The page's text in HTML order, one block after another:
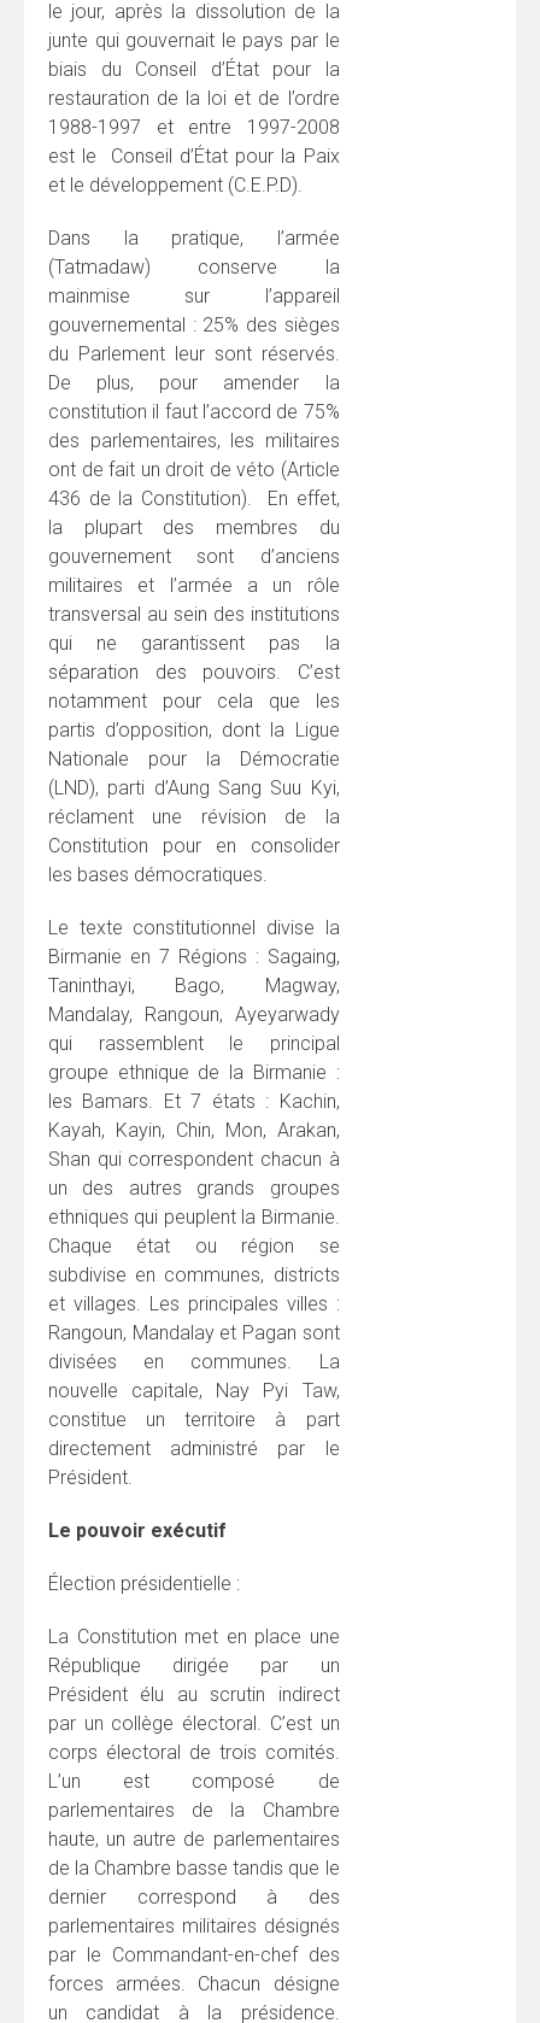
le jour, après la dissolution de la
junte qui gouvernait le pays par le
biais du Conseil d’État pour la
restauration de la loi et de l’ordre
1988-1997 et entre 1997-2008
est le Conseil d’État pour la Paix
et le développement (C.E.P.D).
Dans la pratique, l’armée
(Tatmadaw) conserve la
mainmise sur l’appareil
gouvernemental : 25% des sièges
du Parlement leur sont réservés.
De plus, pour amender la
constitution il faut l’accord de 75%
des parlementaires, les militaires
ont de fait un droit de véto (Article
436 de la Constitution). En effet,
la plupart des membres du
gouvernement sont d’anciens
militaires et l’armée a un rôle
transversal au sein des institutions
qui ne garantissent pas la
séparation des pouvoirs. C’est
notamment pour cela que les
partis d’opposition, dont la Ligue
Nationale pour la Démocratie
(LND), parti d’Aung Sang Suu Kyi,
réclament une révision de la
Constitution pour en consolider
les bases démocratiques.
Le texte constitutionnel divise la
Birmanie en 7 Régions : Sagaing,
Taninthayi, Bago, Magway,
Mandalay, Rangoun, Ayeyarwady
qui rassemblent le principal
groupe ethnique de la Birmanie :
les Bamars. Et 7 états : Kachin,
Kayah, Kayin, Chin, Mon, Arakan,
Shan qui correspondent chacun à
un des autres grands groupes
ethniques qui peuplent la Birmanie.
Chaque état ou région se
subdivise en communes, districts
et villages. Les principales villes :
Rangoun, Mandalay et Pagan sont
divisées en communes. La
nouvelle capitale, Nay Pyi Taw,
constitue un territoire à part
directement administré par le
Président.
Le pouvoir exécutif
Élection présidentielle :
La Constitution met en place une
République dirigée par un
Président élu au scrutin indirect
par un collège électoral. C’est un
corps électoral de trois comités.
L’un est composé de
parlementaires de la Chambre
haute, un autre de parlementaires
de la Chambre basse tandis que le
dernier correspond à des
parlementaires militaires désignés
par le Commandant-en-chef des
forces armées. Chacun désigne
un candidat à la présidence.